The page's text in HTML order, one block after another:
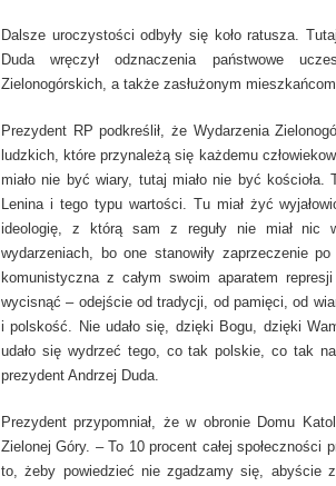
Dalsze uroczystości odbyły się koło ratusza.
Duda wręczył odznaczenia państwowe
Zielonogórskich, a także zasłużonym
Prezydent RP podkreślił, że Wydarzenia
ludzkich, które przynależą się każdemu
miało nie być wiary, tutaj miało nie być
Lenina i tego typu wartości. Tu miał żyć
ideologię, z którą sam z reguły nie miał nic
wydarzeniach, bo one stanowiły zaprzeczenie
komunistyczna z całym swoim aparatem
wycisnąć – odejście od tradycji, od pamięci, od
i polskość. Nie udało się, dzięki Bogu, dzięki
udało się wydrzeć tego, co tak polskie, co tak
prezydent Andrzej Duda.
Prezydent przypomniał, że w obronie Domu
Zielonej Góry. – To 10 procent całej
to, żeby powiedzieć nie zgadzamy się, abyście